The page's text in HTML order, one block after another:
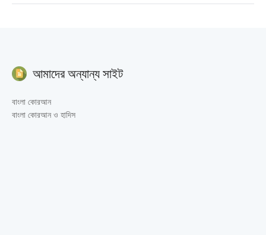
আমাদের অন্যান্য সাইট
বাংলা কোরআন
বাংলা কোরআন ও হাদিস